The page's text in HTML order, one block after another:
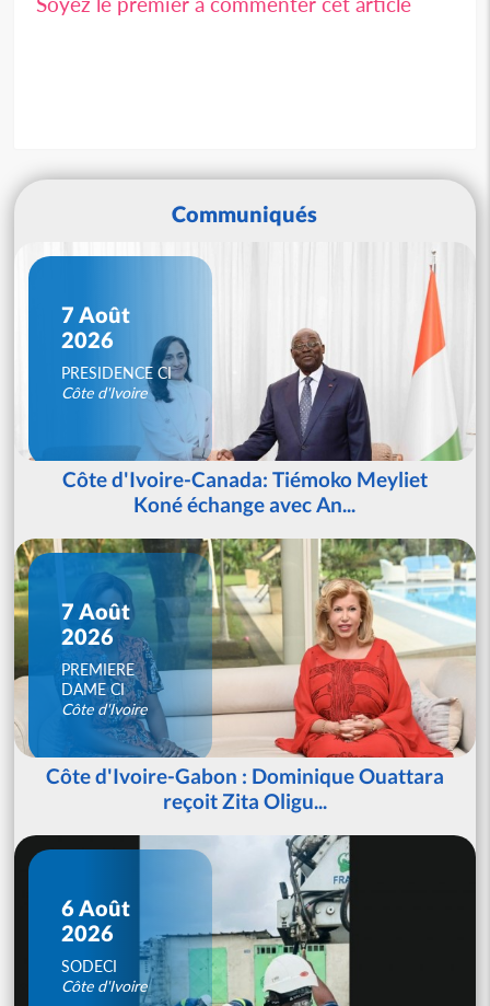
Communiqués
7 Août
2026
PRESIDENCE CI
Côte d'Ivoire
Côte d'Ivoire-Canada: Tiémoko Meyliet
Koné échange avec An...
7 Août
2026
PREMIERE
DAME CI
Côte d'Ivoire
Côte d'Ivoire-Gabon : Dominique Ouattara
reçoit Zita Oligu...
6 Août
2026
SODECI
Côte d'Ivoire